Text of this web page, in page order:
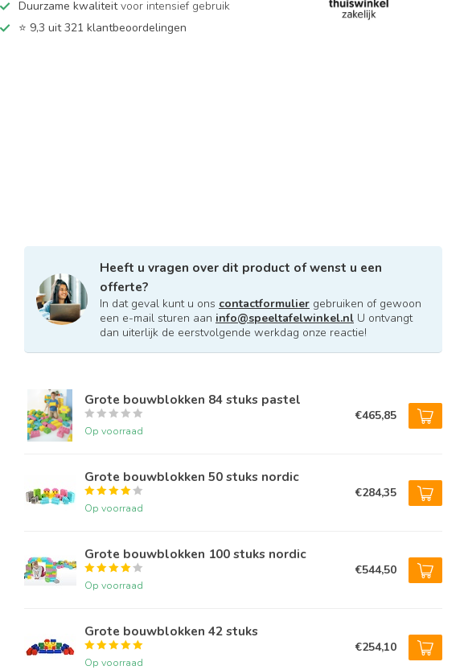
Duurzame kwaliteitvoor intensief gebruik
⭐ 9,3 uit 321 klantbeoordelingen
Heeft u vragen over dit product of wenst u een
offerte?
In dat geval kunt u ons contactformulier gebruiken of gewoon
een e-mail sturen aan info@speeltafelwinkel.nl U ontvangt
dan uiterlijk de eerstvolgende werkdag onze reactie!
Grote bouwblokken 84 stuks pastel
Op voorraad
€465,85
Grote bouwblokken 50 stuks nordic
Op voorraad
€284,35
Grote bouwblokken 100 stuks nordic
Op voorraad
€544,50
Grote bouwblokken 42 stuks
Op voorraad
€254,10